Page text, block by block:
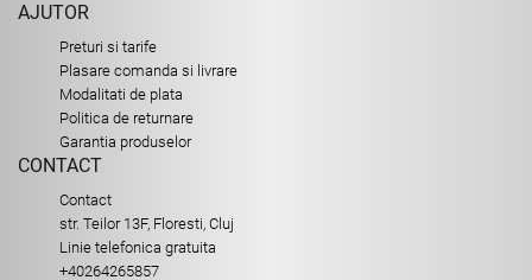
AJUTOR
Preturi si tarife
Plasare comanda si livrare
Modalitati de plata
Politica de returnare
Garantia produselor
CONTACT
Contact
str. Teilor 13F, Floresti, Cluj
Linie telefonica gratuita
+40264265857